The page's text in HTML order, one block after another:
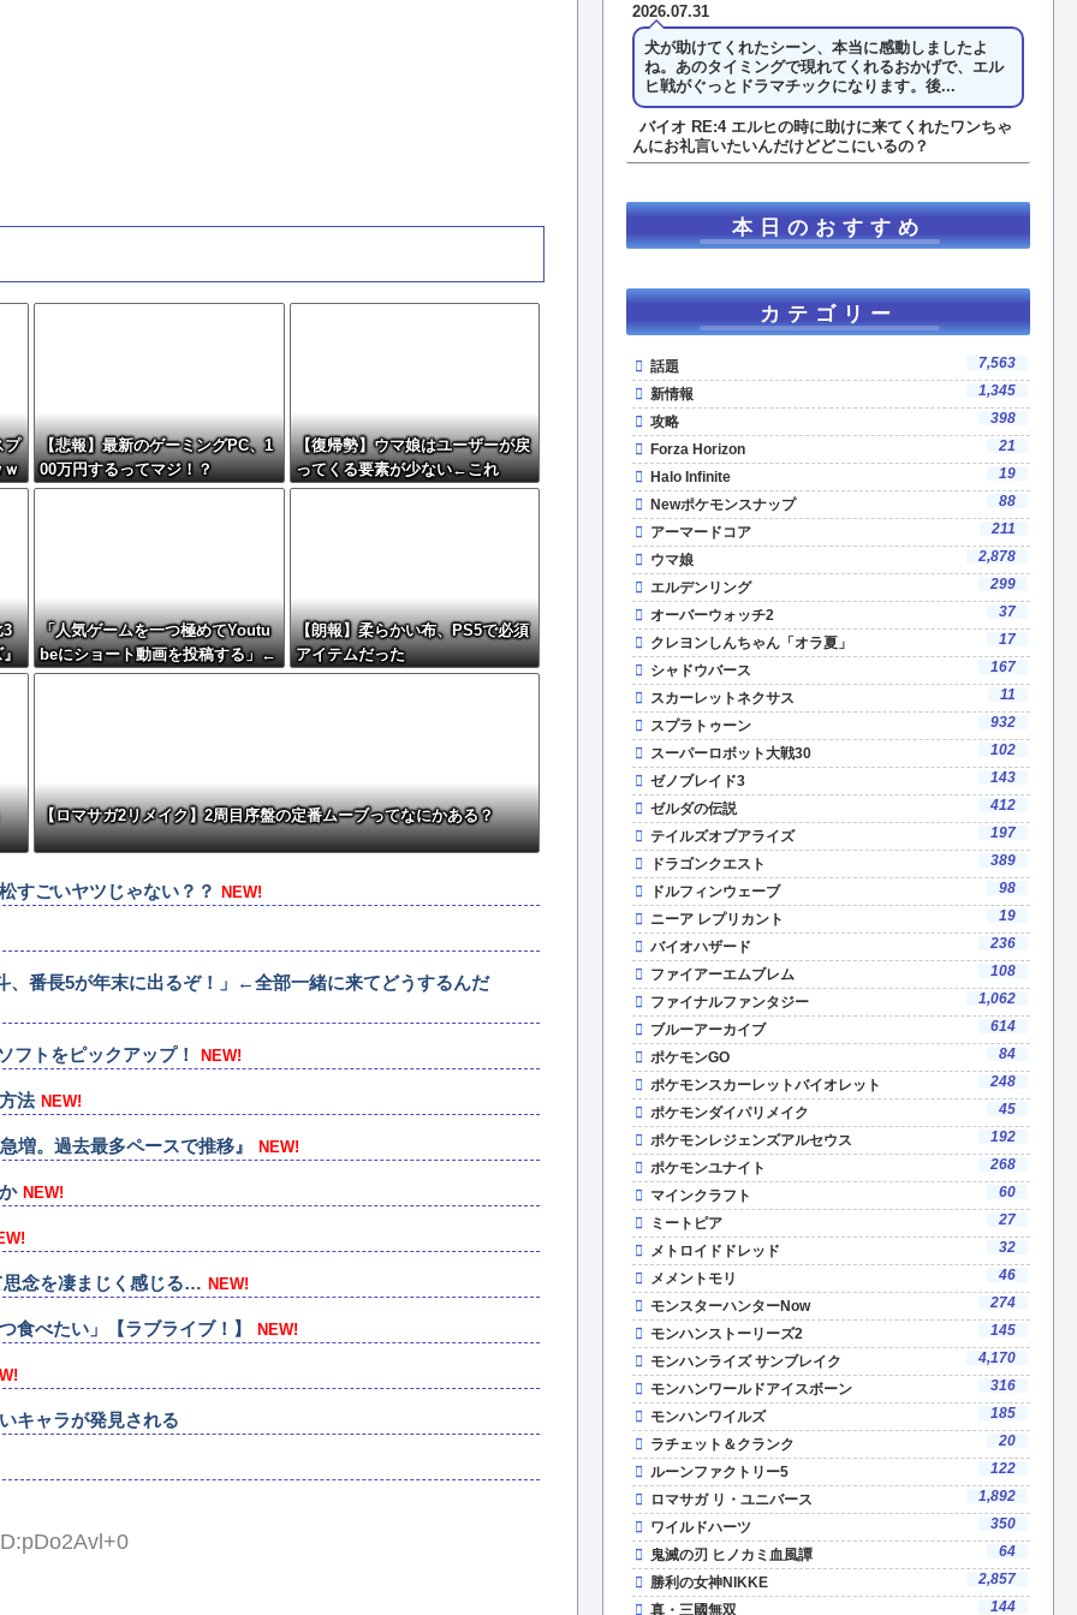
プ
ｗ
【悲報】最新のゲーミングPC、1
00万円するってマジ！？
【復帰勢】ウマ娘はユーザーが戻
ってくる要素が少ない←これ
3
』
「人気ゲームを一つ極めてYoutu
beにショート動画を投稿する」←
これだけで不労所得が得られる
【朗報】柔らかい布、PS5で必須
アイテムだった
【ロマサガ2リメイク】2周目序盤の定番ムーブってなにかある？
すごいヤツじゃない？？ NEW!
、番長5が年末に出るぞ！」←全部一緒に来てどうするんだ
フトをピックアップ！ NEW!
法 NEW!
増。過去最多ペースで推移』 NEW!
NEW!
思念を凄まじく感じる… NEW!
食べたい」【ラブライブ！】 NEW!
キャラが発見される
2026.07.31
犬が助けてくれたシーン、本当に感動しましたよ
ね。あのタイミングで現れてくれるおかげで、エル
ヒ戦がぐっとドラマチックになります。後...
バイオ RE:4 エルヒの時に助けに来てくれたワンちゃ
んにお礼言いたいんだけどどこにいるの？
本日のおすすめ
カテゴリー
話題
7,563
新情報
1,345
攻略
398
Forza Horizon
21
Halo Infinite
19
Newポケモンスナップ
88
アーマードコア
211
ウマ娘
2,878
エルデンリング
299
オーバーウォッチ2
37
クレヨンしんちゃん「オラ夏」
17
シャドウバース
167
スカーレットネクサス
11
スプラトゥーン
932
スーパーロボット大戦30
102
ゼノブレイド3
143
ゼルダの伝説
412
テイルズオブアライズ
197
ドラゴンクエスト
389
ドルフィンウェーブ
98
ニーア レプリカント
19
バイオハザード
236
ファイアーエムブレム
108
ファイナルファンタジー
1,062
ブルーアーカイブ
614
ポケモンGO
84
ポケモンスカーレットバイオレット
248
ポケモンダイパリメイク
45
ポケモンレジェンズアルセウス
192
ポケモンユナイト
268
マインクラフト
60
ミートピア
27
メトロイドドレッド
32
メメントモリ
46
モンスターハンターNow
274
モンハンストーリーズ2
145
モンハンライズ サンブレイク
4,170
モンハンワールドアイスボーン
316
モンハンワイルズ
185
ラチェット＆クランク
20
ルーンファクトリー5
122
ロマサガ リ・ユニバース
1,892
ワイルドハーツ
350
鬼滅の刃 ヒノカミ血風譚
64
勝利の女神NIKKE
2,857
真・三國無双
144